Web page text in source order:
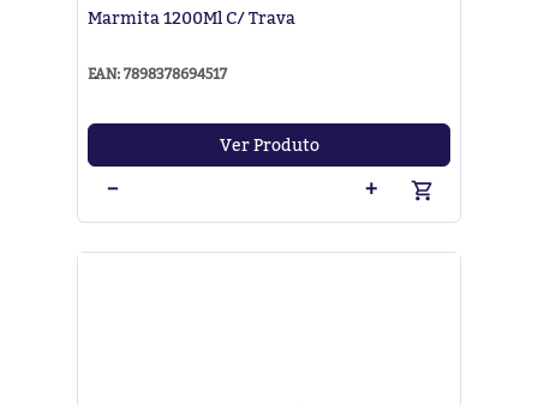
Marmita 1200Ml C/ Trava
EAN: 7898378694517
Ver Produto
− +